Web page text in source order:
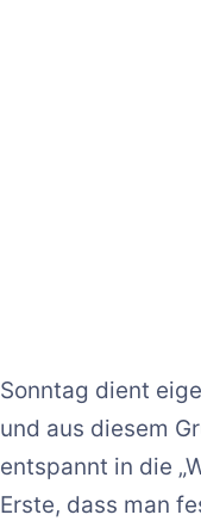
Sonntag dient
und aus diesem
entspannt in die
Erste, dass man